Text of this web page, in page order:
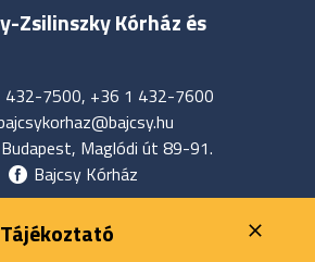
Zsilinszky Kórház és
432-7500, +36 1 432-7600
Maglódi út 89-91.
Bajcsy Kórház